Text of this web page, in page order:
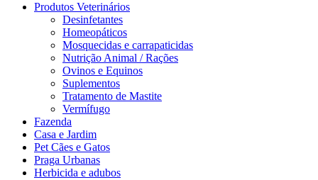
Produtos Veterinários
Desinfetantes
Homeopáticos
Mosquecidas e carrapaticidas
Nutrição Animal / Rações
Ovinos e Equinos
Suplementos
Tratamento de Mastite
Vermífugo
Fazenda
Casa e Jardim
Pet Cães e Gatos
Praga Urbanas
Herbicida e adubos